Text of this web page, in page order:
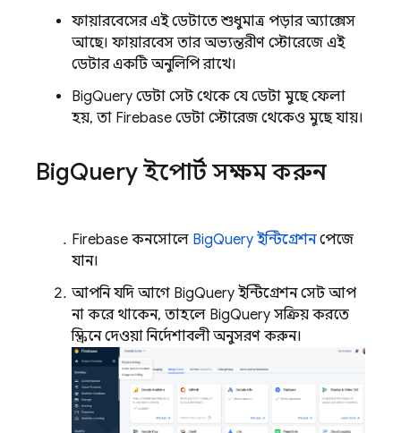
ফায়ারবেসের এই ডেটাতে শুধুমাত্র পড়ার অ্যাক্সেস
আছে। ফায়ারবেস তার অভ্যন্তরীণ স্টোরেজে এই
ডেটার একটি অনুলিপি রাখে।
BigQuery ডেটা সেট থেকে যে ডেটা মুছে ফেলা
হয়, তা Firebase ডেটা স্টোরেজ থেকেও মুছে যায়।
BigQuery ইম্পোর্ট সক্ষম করুন
Firebase কনসোলে BigQuery ইন্টিগ্রেশনপেজে
যান।
আপনি যদি আগে BigQuery ইন্টিগ্রেশন সেট আপ
না করে থাকেন, তাহলে BigQuery সক্রিয় করতে
স্ক্রিনে দেওয়া নির্দেশাবলী অনুসরণ করুন।